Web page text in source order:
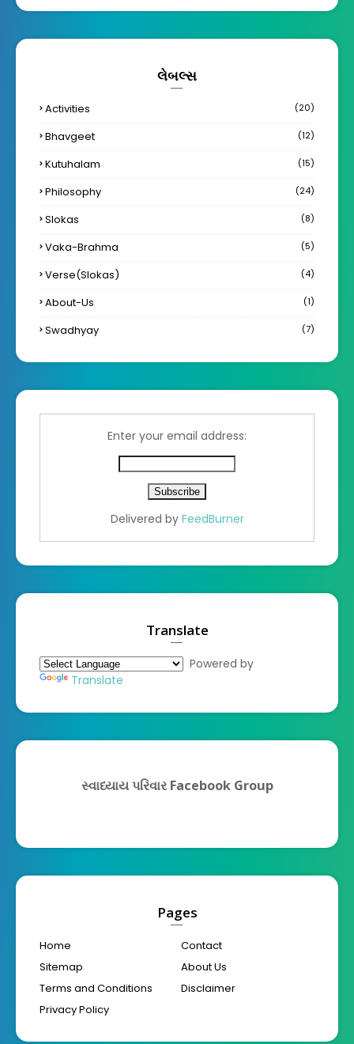
લેબલ્સ
Activities (20)
Bhavgeet (12)
Kutuhalam (15)
Philosophy (24)
Slokas (8)
Vaka-Brahma (5)
Verse(Slokas) (4)
About-Us (1)
Swadhyay (7)
Enter your email address:
Delivered by FeedBurner
Translate
Powered by
Translate
સ્વાધ્યાય પરિવાર Facebook Group
Pages
Home
Contact
Sitemap
About Us
Terms and Conditions
Disclaimer
Privacy Policy